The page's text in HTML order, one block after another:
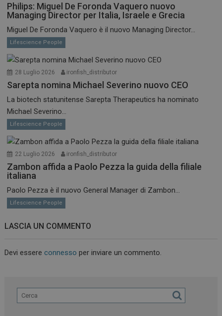
Philips: Miguel De Foronda Vaquero nuovo
Managing Director per Italia, Israele e Grecia
Miguel De Foronda Vaquero è il nuovo Managing Director...
Lifescience People
28 Luglio 2026 ironfish_distributor
Sarepta nomina Michael Severino nuovo CEO
La biotech statunitense Sarepta Therapeutics ha nominato
Michael Severino...
Lifescience People
22 Luglio 2026 ironfish_distributor
Zambon affida a Paolo Pezza la guida della filiale
italiana
Paolo Pezza è il nuovo General Manager di Zambon...
Lifescience People
LASCIA UN COMMENTO
Devi essereconnesso per inviare un commento.